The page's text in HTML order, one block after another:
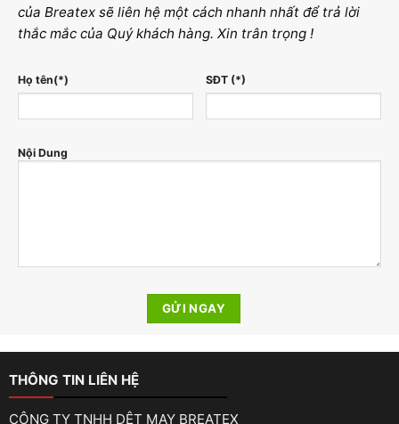
của Breatex sẽ liên hệ một cách nhanh nhất để trả lời
thắc mắc của Quý khách hàng. Xin trân trọng !
Họ tên(*) SĐT (*)
Nội Dung
THÔNG TIN LIÊN HỆ
CÔNG TY TNHH DỆT MAY BREATEX